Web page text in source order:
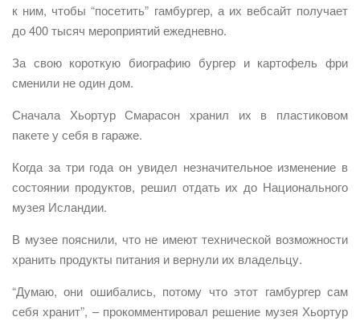
к ним, чтобы “посетить” гамбургер, а их вебсайт получает
до 400 тысяч мероприятий ежедневно.
За свою короткую биографию бургер и картофель фри
сменили не один дом.
Сначала Хьортур Смарасон хранил их в пластиковом
пакете у себя в гараже.
Когда за три года он увидел незначительное изменение в
состоянии продуктов, решил отдать их до Национального
музея Исландии.
В музее пояснили, что не имеют технической возможности
хранить продукты питания и вернули их владельцу.
“Думаю, они ошибались, потому что этот гамбургер сам
себя хранит”, – прокомментировал решение музея Хьортур